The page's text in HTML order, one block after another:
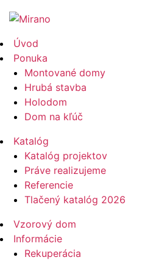
Úvod
Ponuka
Montované domy
Hrubá stavba
Holodom
Dom na kľúč
Katalóg
Katalóg projektov
Práve realizujeme
Referencie
Tlačený katalóg 2026
Vzorový dom
Informácie
Rekuperácia